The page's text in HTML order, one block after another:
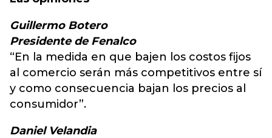
Guillermo Botero
Presidente de Fenalco
“En la medida en que bajen los costos fijos
al comercio serán más competitivos entre sí
y como consecuencia bajan los precios al
consumidor”.
Daniel Velandia